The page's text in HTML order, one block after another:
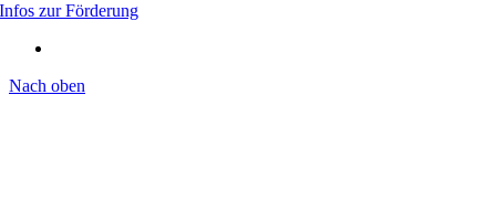
Infos zur Förderung
Nach oben